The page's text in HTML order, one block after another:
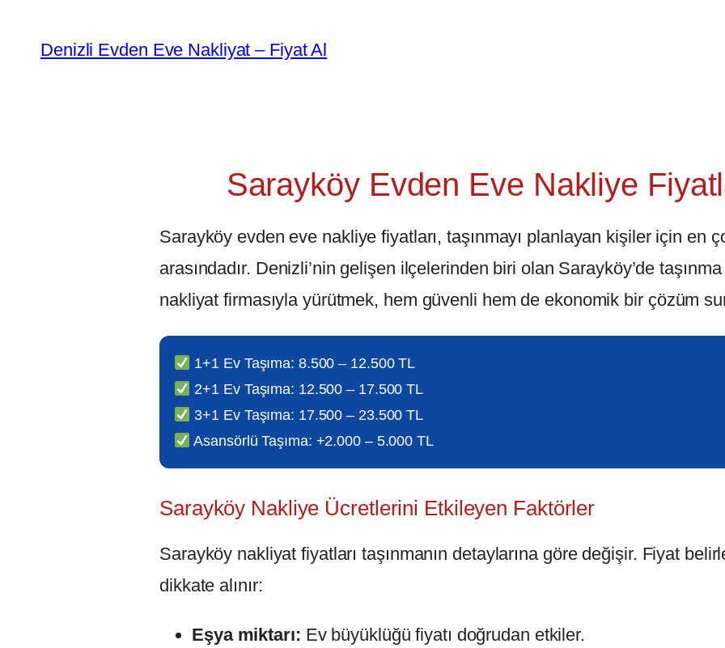
Denizli Evden Eve Nakliyat – Fiyat Al
Sarayköy Evden Eve Nakliye
Sarayköy evden eve nakliye fiyatları, taşınmayı planlayan kişiler için en
arasındadır. Denizli’nin gelişen ilçelerinden biri olan Sarayköy’de
nakliyat firmasıyla yürütmek, hem güvenli hem de ekonomik bir çözüm
1+1 Ev Taşıma: 8.500 – 12.500 TL
2+1 Ev Taşıma: 12.500 – 17.500 TL
3+1 Ev Taşıma: 17.500 – 23.500 TL
Asansörlü Taşıma: +2.000 – 5.000 TL
Sarayköy Nakliye Ücretlerini Etkileyen Faktörler
Sarayköy nakliyat fiyatları taşınmanın detaylarına göre değişir. Fiyat
dikkate alınır:
Eşya miktarı: Ev büyüklüğü fiyatı doğrudan etkiler.